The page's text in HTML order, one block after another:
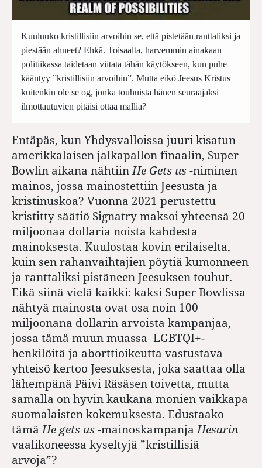
Kuuluuko kristillisiin arvoihin se, että pistetään ranttaliksi ja
piestään ahneet? Ehkä. Toisaalta, harvemmin ainakaan
politiikassa taidetaan viitata tähän käytökseen, kun puhe
kääntyy ”kristillisiin arvoihin”. Mutta eikö Jeesus Kristus
kuitenkin ole se og, jonka touhuista hänen seuraajaksi
ilmottautuvien pitäisi ottaa mallia?
Entäpäs, kun Yhdysvalloissa juuri kisatun
amerikkalaisen jalkapallon finaalin, Super
Bowlin aikana nähtiinHe Gets us -niminen
mainos, jossa mainostettiin Jeesusta ja
kristinuskoa? Vuonna 2021 perustettu
kristitty säätiö Signatry maksoi yhteensä 20
miljoonaa dollaria noista kahdesta
mainoksesta. Kuulostaa kovin erilaiselta,
kuin sen rahanvaihtajien pöytiä kumonneen
ja ranttaliksi pistäneen Jeesuksen touhut.
Eikä siinä vielä kaikki: kaksi Super Bowlissa
nähtyä mainosta ovat osa noin 100
miljoonana dollarin arvoista kampanjaa,
jossa tämä muun muassa LGBTQI+-
henkilöitä ja aborttioikeutta vastustava
yhteisö kertoo Jeesuksesta, joka saattaa olla
lähempänä Päivi Räsäsen toivetta, mutta
samalla on hyvin kaukana monien vaikkapa
suomalaisten kokemuksesta. Edustaako
tämäHe gets us -mainoskampanjaHesarin
vaalikoneessa kyseltyjä ”kristillisiä
arvoja”?